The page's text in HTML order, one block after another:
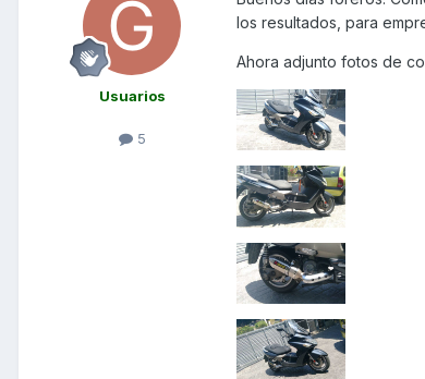
Usuarios
5
los resultados, para
Ahora adjunto fotos de